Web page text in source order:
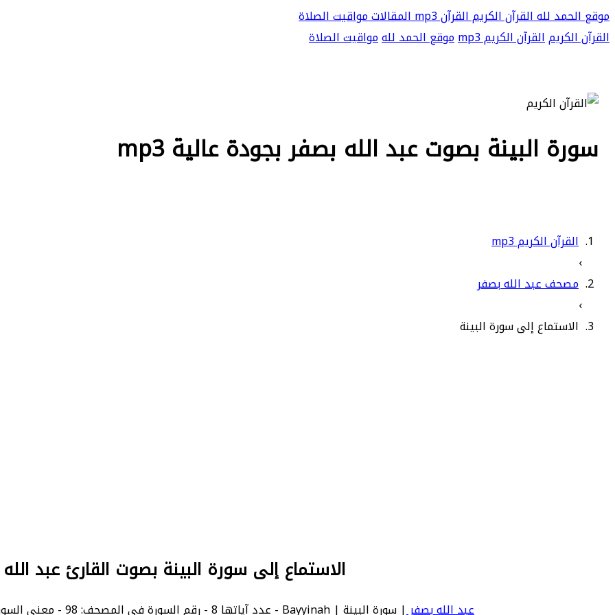
موقع الحمد للهالقرآن الكريمالقرآن mp3 المقالاتمواقيت الصلاة
القرآن الكريمالقرآن الكريم mp3 موقع الحمد للهمواقيت الصلاة
سورة البينة بصوت عبد الله بصفر بجودة عالية mp3
القرآن الكريم mp3
›
مصحف عبد الله بصفر
›
الاستماع إلى سورة البينة
الاستماع إلى سورة البينة بصوت القارئ عبد
عبد الله بصفر| سورة البينة | Bayyinah - عدد آياتها 8 - رقم السورة في المصحف: 98 - معنى السورة بالإنجليزية: The Clear Evidence.